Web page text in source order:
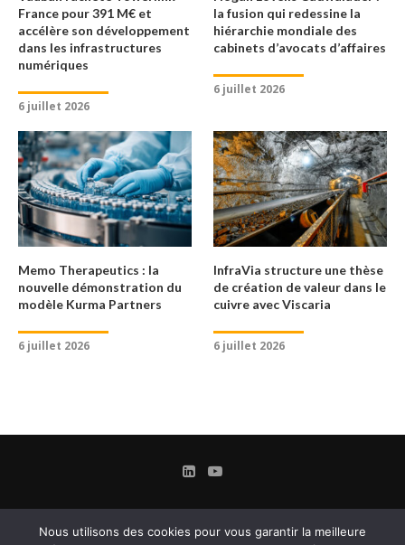
France pour 391 M€ et
accélère son développement
dans les infrastructures
numériques
6 juillet 2026
la fusion qui redessine la
hiérarchie mondiale des
cabinets d’avocats d’affaires
6 juillet 2026
Memo Therapeutics : la
nouvelle démonstration du
modèle Kurma Partners
6 juillet 2026
InfraVia structure une thèse
de création de valeur dans le
cuivre avec Viscaria
6 juillet 2026
Nous utilisons des cookies pour vous garantir la meilleure